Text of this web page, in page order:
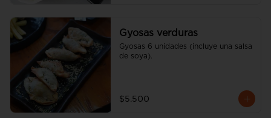
Gyosas verduras
Gyosas 6 unidades (incluye una salsa
de soya).
$5.500